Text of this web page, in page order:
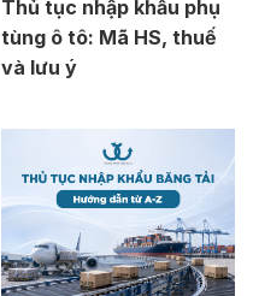
Thủ tục nhập khẩu phụ
tùng ô tô: Mã HS, thuế
và lưu ý